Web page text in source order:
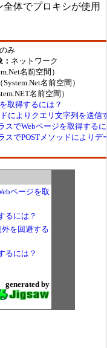
体でプロキシが使用
み
ネットワーク
名前空間）
名前空間）
名前空間）
取得するには？
によりクエリ文字列を送信
スでWebページを取得する
スでPOSTメソッドによりデ
ページを取
るには？
を回避する
るには？
generated by